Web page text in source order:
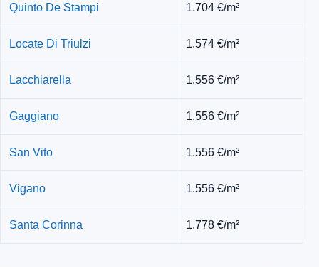
Quinto De Stampi 1.704 €/m²
Locate Di Triulzi 1.574 €/m²
Lacchiarella 1.556 €/m²
Gaggiano 1.556 €/m²
San Vito 1.556 €/m²
Vigano 1.556 €/m²
Santa Corinna 1.778 €/m²